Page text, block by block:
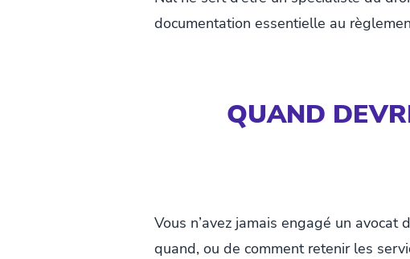
documentation essentielle au
QUAND
Vous n’avez jamais engagé un
quand, ou de comment retenir les